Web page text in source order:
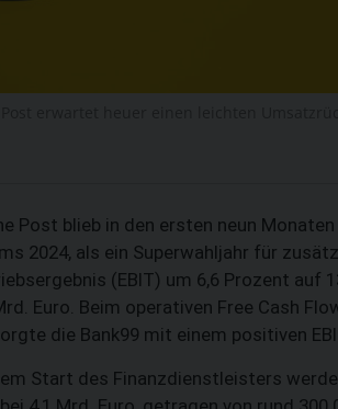
Post blieb in den ersten neun
2024, als ein Superwahljahr für
(EBIT) um 6,6 Prozent auf
Euro. Beim operativen Free Cash
die Bank99 mit einem positiven
Start des Finanzdienstleisters